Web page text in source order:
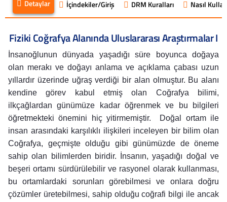
Detaylar İçindekiler/Giriş DRM Kuralları Nasıl
Fiziki Coğrafya Alanında Uluslararası Araştırmalar I
İnsanoğlunun dünyada yaşadığı süre boyunca doğaya
olan merakı ve doğayı anlama ve açıklama çabası uzun
yıllardır üzerinde uğraş verdiği bir alan olmuştur. Bu alanı
kendine görev kabul etmiş olan Coğrafya bilimi,
ilkçağlardan günümüze kadar öğrenmek ve bu bilgileri
öğretmekteki önemini hiç yitirmemiştir. Doğal ortam ile
insan arasındaki karşılıklı ilişkileri inceleyen bir bilim olan
Coğrafya, geçmişte olduğu gibi günümüzde de öneme
sahip olan bilimlerden biridir. İnsanın, yaşadığı doğal ve
beşeri ortamı sürdürülebilir ve rasyonel olarak kullanması,
bu ortamlardaki sorunları görebilmesi ve onlara doğru
çözümler üretebilmesi, sahip olduğu coğrafi bilgi ile ancak